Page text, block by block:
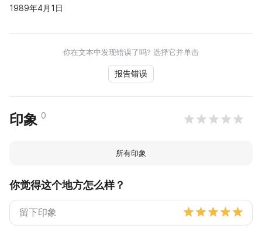
1989年4月1日
你在文本中发现错误了吗? 选择它并单击
报告错误
印象 0
所有印象
你觉得这个地方怎么样？